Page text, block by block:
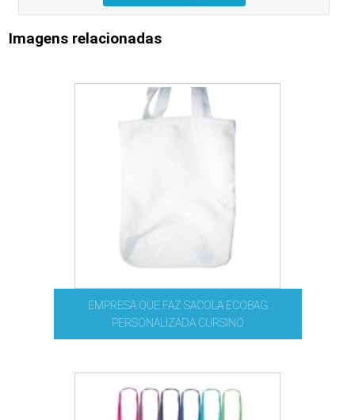
Imagens relacionadas
EMPRESA QUE FAZ SACOLA ECOBAG
PERSONALIZADA CURSINO